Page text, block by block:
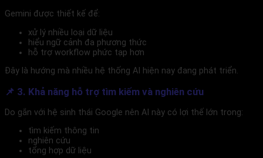
Gemini được thiết kế để:
xử lý nhiều loại dữ liệu
hiểu ngữ cảnh đa phương thức
hỗ trợ workflow phức tạp hơn
Đây là hướng mà nhiều hệ thống AI hiện nay đang phát triển.
📌 3. Khả năng hỗ trợ tìm kiếm và nghiên cứu
Do gắn với hệ sinh thái Google nên AI này có lợi thế lớn trong:
tìm kiếm thông tin
nghiên cứu
tổng hợp dữ liệu